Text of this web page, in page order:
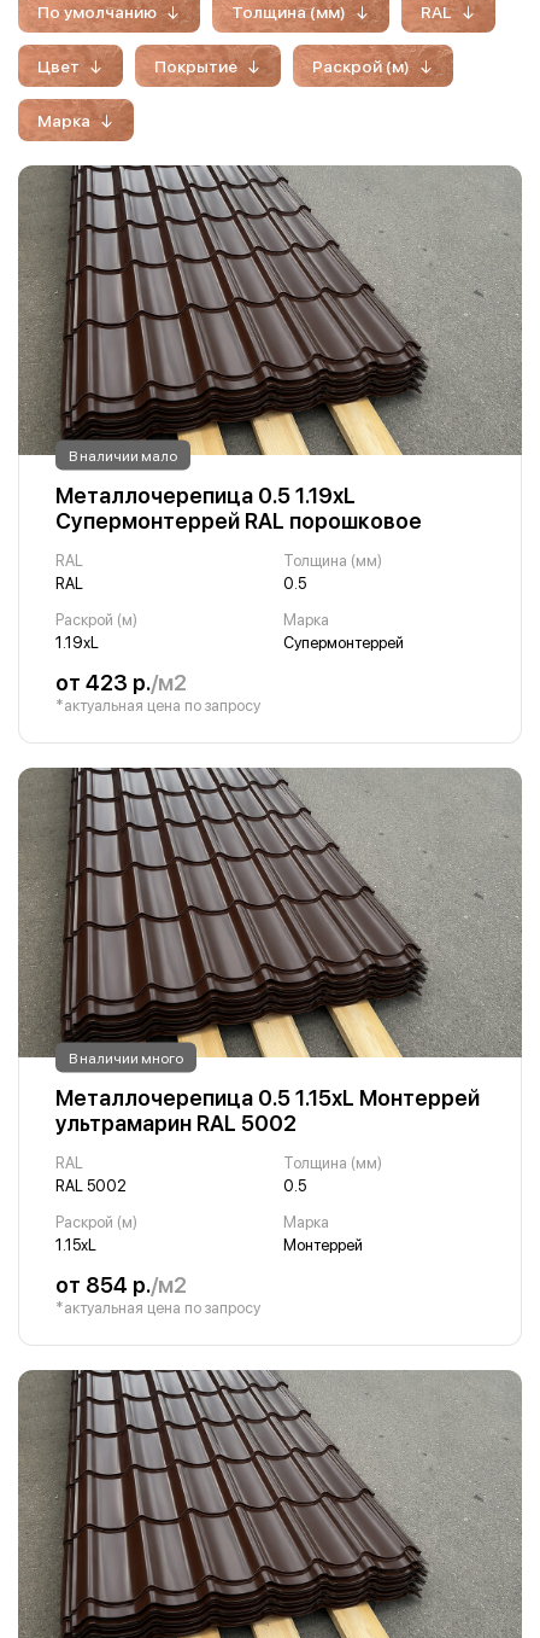
По умолчанию Толщина (мм) RAL
Цвет Покрытие Раскрой (м)
Марка
В наличии мало
Металлочерепица 0.5 1.19хL
Супермонтеррей RAL порошковое
RAL
RAL
Толщина (мм)
0.5
Раскрой (м)
1.19хL
Марка
Супермонтеррей
от 423 р./м2
*актуальная цена по запросу
В наличии много
Металлочерепица 0.5 1.15хL Монтеррей
ультрамарин RAL 5002
RAL
RAL 5002
Толщина (мм)
0.5
Раскрой (м)
1.15хL
Марка
Монтеррей
от 854 р./м2
*актуальная цена по запросу